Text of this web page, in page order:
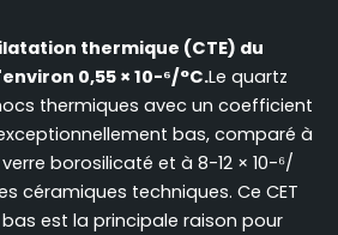
thermique (CTE) du
0,55 × 10-⁶/°C.Le quartz
thermiques avec un coefficient
bas, comparé à
borosilicaté et à 8-12 × 10-⁶/
céramiques techniques. Ce CET
est la principale raison pour